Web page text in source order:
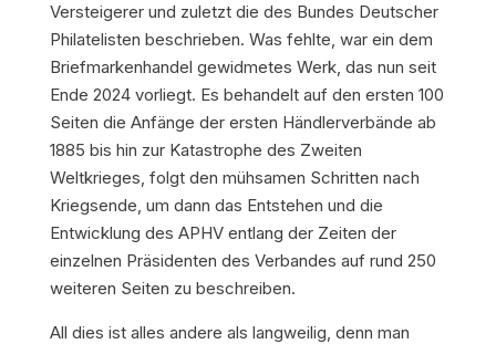
Versteigerer und zuletzt die des Bundes Deutscher
Philatelisten beschrieben. Was fehlte, war ein dem
Briefmarkenhandel gewidmetes Werk, das nun seit
Ende 2024 vorliegt. Es behandelt auf den ersten 100
Seiten die Anfänge der ersten Händlerverbände ab
1885 bis hin zur Katastrophe des Zweiten
Weltkrieges, folgt den mühsamen Schritten nach
Kriegsende, um dann das Entstehen und die
Entwicklung des APHV entlang der Zeiten der
einzelnen Präsidenten des Verbandes auf rund 250
weiteren Seiten zu beschreiben.
All dies ist alles andere als langweilig, denn man